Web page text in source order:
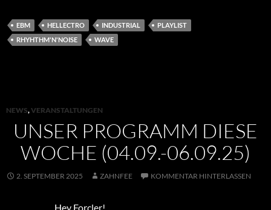
EBM HELLECTRO INDUSTRIAL
PLAYLIST
RHYHTHM'N'NOISE
WAVE
NEWS,VERANSTALTUNGEN
UNSER PROGRAMM DIESE
WOCHE (04.09.-06.09.25)
2. SEPTEMBER 2025 ZAHNFEE KOMMENTAR HINTERLASSEN
Hey Forcler!